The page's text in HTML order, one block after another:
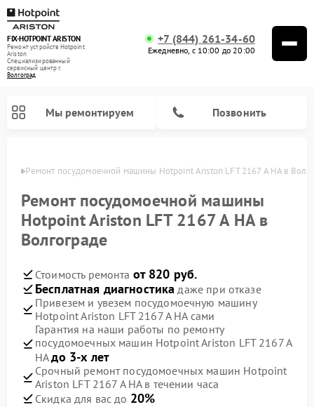
FIX-HOTPOINT ARISTON
Ремонт устройств Hotpoint
Ariston
Специализированный
cервисный центр г.
Волгоград
+7 (844) 261-34-60
Ежедневно, с 10:00 до 20:00
Мы ремонтируем Позвонить
Ремонт посудомоечной машины Hotpoint Ariston LFT 2167 A HA в
Ремонт посудомоечной машины
Hotpoint Ariston LFT 2167 A HA в
Волгограде
Стоимость ремонта от 820 руб.
Бесплатная диагностика даже при отказе
Привезем и увезем посудомоечную машину
Hotpoint Ariston LFT 2167 A HA сами
Гарантия на наши работы по ремонту
посудомоечных машин Hotpoint Ariston LFT 2167 A
HAдо 3-х лет
Срочный ремонт посудомоечных машин Hotpoint
Ariston LFT 2167 A HA в течении часа
Скидка для вас до 20%